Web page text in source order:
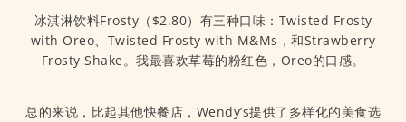
冰淇淋饮料Frosty（$2.80）有三种口味：Twisted Frosty
with Oreo、Twisted Frosty with M&Ms，和Strawberry
Frosty Shake。我最喜欢草莓的粉红色，Oreo的口感。
总的来说，比起其他快餐店，Wendy’s提供了多样化的美食选